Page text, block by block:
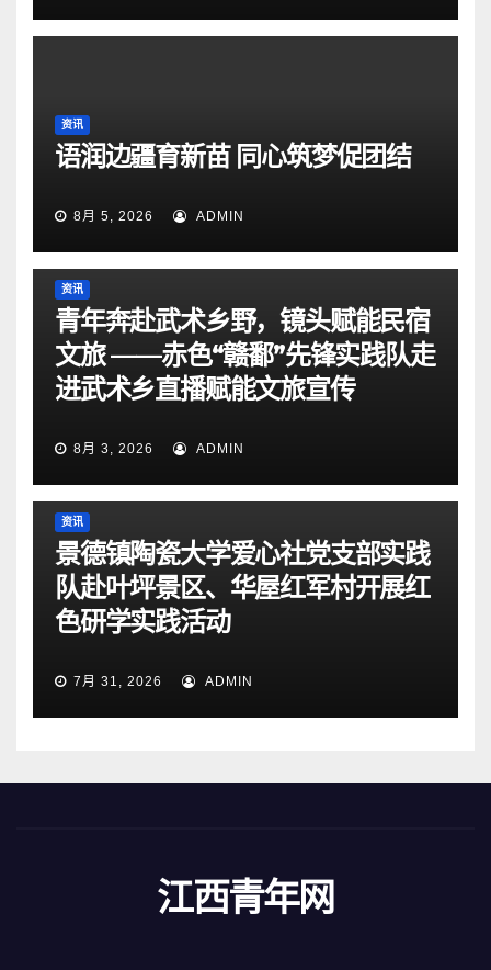
资讯
语润边疆育新苗 同心筑梦促团结
8月 5, 2026 ADMIN
资讯
青年奔赴武术乡野，镜头赋能民宿
文旅 ——赤色“赣鄱”先锋实践队走
进武术乡直播赋能文旅宣传
8月 3, 2026 ADMIN
资讯
景德镇陶瓷大学爱心社党支部实践
队赴叶坪景区、华屋红军村开展红
色研学实践活动
7月 31, 2026 ADMIN
江西青年网